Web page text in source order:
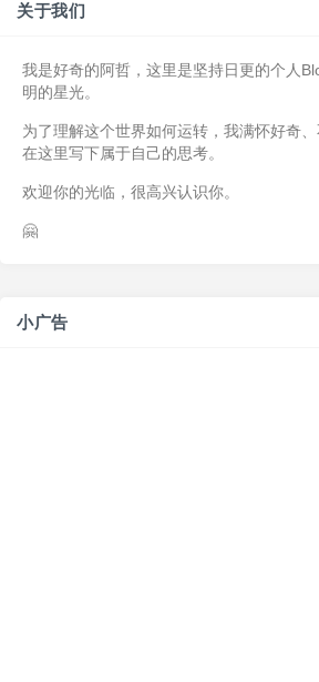
关于我们
我是好奇的阿哲，这里是坚持日更的个人
明的星光。
为了理解这个世界如何运转，我满怀好奇
在这里写下属于自己的思考。
欢迎你的光临，很高兴认识你。
🤗
小广告